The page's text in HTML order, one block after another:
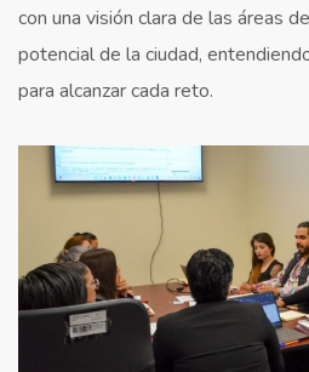
con una visión clara de las áreas
potencial de la ciudad,
para alcanzar cada reto.